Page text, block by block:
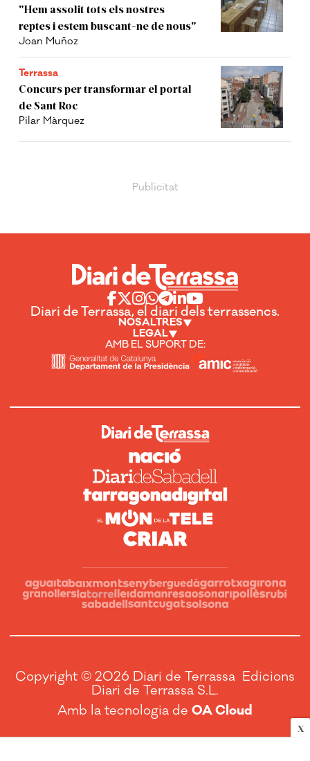
X
"Hem assolit tots els nostres
reptes i estem buscant-ne de nous"
Joan Muñoz
Terrassa
Concurs per transformar el portal
de Sant Roc
Pilar Màrquez
Diari de Terrassa, el diari dels terrassencs.
NOSALTRES
LEGAL
AMB EL SUPORT DE:
Copyright © 2026 Diari de Terrassa Edicions
Diari de Terrassa S.L.
Amb la tecnologia de OA Cloud